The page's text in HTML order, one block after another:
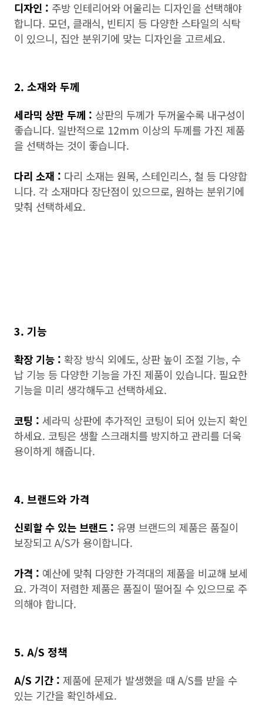
디자인 : 주방 인테리어와 어울리는 디자인을 선택해야
합니다. 모던, 클래식, 빈티지 등 다양한 스타일의 식탁
이 있으니, 집안 분위기에 맞는 디자인을 고르세요.
2. 소재와 두께
세라믹 상판 두께 : 상판의 두께가 두꺼울수록 내구성이
좋습니다. 일반적으로 12mm 이상의 두께를 가진 제품
을 선택하는 것이 좋습니다.
다리 소재 : 다리 소재는 원목, 스테인리스, 철 등 다양합
니다. 각 소재마다 장단점이 있으므로, 원하는 분위기에
맞춰 선택하세요.
3. 기능
확장 기능 : 확장 방식 외에도, 상판 높이 조절 기능, 수
납 기능 등 다양한 기능을 가진 제품이 있습니다. 필요한
기능을 미리 생각해두고 선택하세요.
코팅 : 세라믹 상판에 추가적인 코팅이 되어 있는지 확인
하세요. 코팅은 생활 스크래치를 방지하고 관리를 더욱
용이하게 해줍니다.
4. 브랜드와 가격
신뢰할 수 있는 브랜드 : 유명 브랜드의 제품은 품질이
보장되고 A/S가 용이합니다.
가격 : 예산에 맞춰 다양한 가격대의 제품을 비교해 보세
요. 가격이 저렴한 제품은 품질이 떨어질 수 있으므로 주
의해야 합니다.
5. A/S 정책
A/S 기간 : 제품에 문제가 발생했을 때 A/S를 받을 수
있는 기간을 확인하세요.